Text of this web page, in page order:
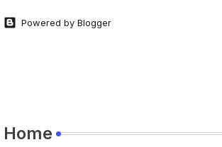
Powered by Blogger
Home